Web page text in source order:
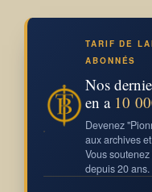
TARIF DE
ABONNÉS
Nos
en a 10
Devenez
aux archives
Vous
depuis 20 ans.